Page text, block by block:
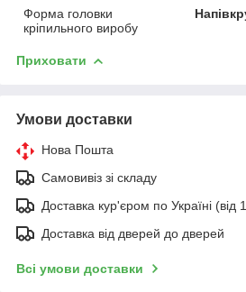
Форма головки
кріпильного виробу
Приховати
Умови доставки
Нова Пошта
Самовивіз зі складу
Доставка кур'єром по Україні (від
Доставка від дверей до дверей
Всі умови доставки